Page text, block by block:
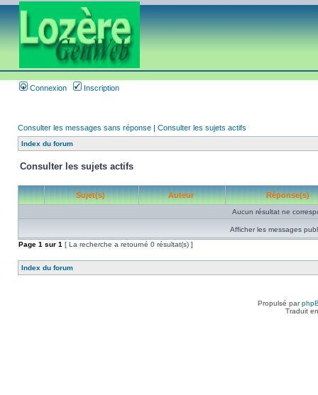
Connexion Inscription
Consulter les messages sans réponse | Consulter les sujets actifs
Index du forum
Consulter les sujets actifs
Sujet(s) Auteur Réponse(s)
Aucun résultat ne
Afficher les messages
Page 1 sur 1 [ La recherche a retourné 0 résultat(s) ]
Index du forum
Propulsé par
Traduit